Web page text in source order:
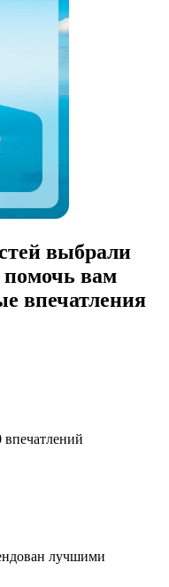
выбрали
вам
впечатления
впечатлений
лучшими